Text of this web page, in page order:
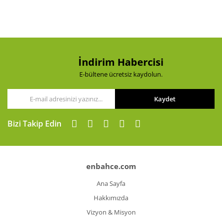
İndirim Habercisi
E-bültene ücretsiz kaydolun.
Kaydet
Bizi Takip Edin
enbahce.com
Ana Sayfa
Hakkımızda
Vizyon & Misyon